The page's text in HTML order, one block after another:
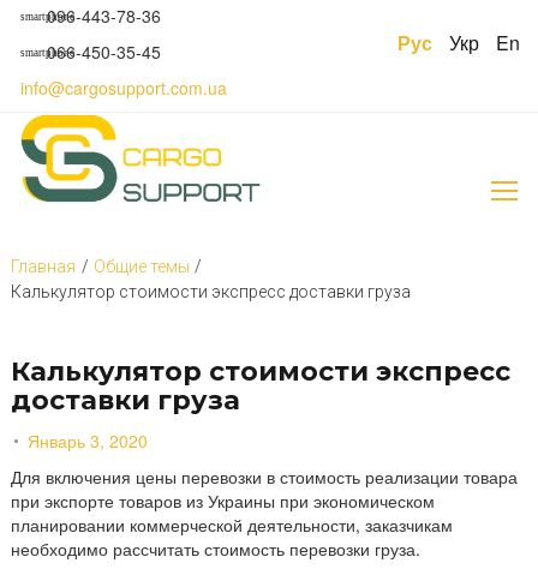
smartphone096-443-78-36
smartphone066-450-35-45
info@cargosupport.com.ua
Рус Укр En
Главная / Общие темы /
Калькулятор стоимости экспресс доставки груза
Калькулятор стоимости экспресс
доставки груза
Январь 3, 2020
Для включения цены перевозки в стоимость реализации товара
при экспорте товаров из Украины при экономическом
планировании коммерческой деятельности, заказчикам
необходимо рассчитать стоимость перевозки груза.